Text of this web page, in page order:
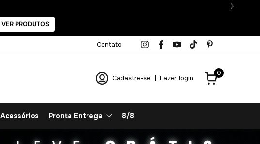
VER PRODUTOS
Contato
Cadastre-se | Fazer login
0
Acessórios Pronta Entrega 8/8